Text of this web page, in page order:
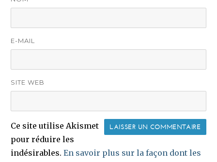
E-MAIL
SITE WEB
Ce site utilise Akismet
pour réduire les
indésirables.En savoir plus sur la façon dont les